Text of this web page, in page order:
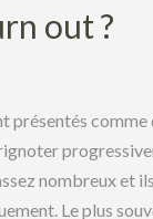
out ?
présentés
nombreux et
Le plus